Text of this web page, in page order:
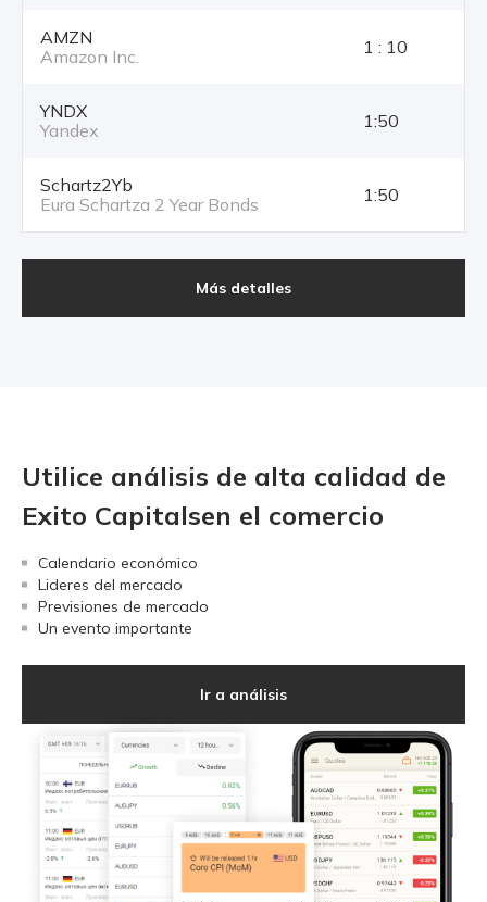
AMZN
Amazon Inc.
1 : 10
YNDX
Yandex
1:50
Schartz2Yb
Eura Schartza 2 Year Bonds
1:50
Más detalles
Utilice análisis de alta calidad de
Exito Capitalsen el comercio
Calendario económico
Lideres del mercado
Previsiones de mercado
Un evento importante
Ir a análisis